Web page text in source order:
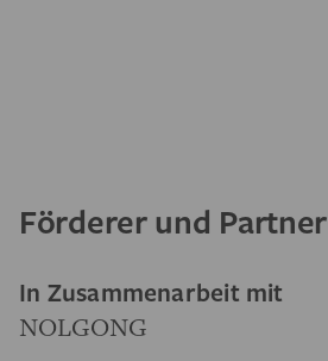
Förderer und Partner
In Zusammenarbeit mit
NOLGONG